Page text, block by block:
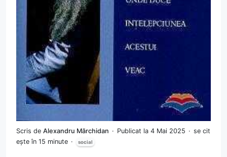
Scris de Alexandru Mărchidan Publicat la 4 Mai 2025
se cit
ește în 15 minute
social